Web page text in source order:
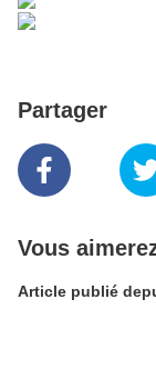
Partager
Vous